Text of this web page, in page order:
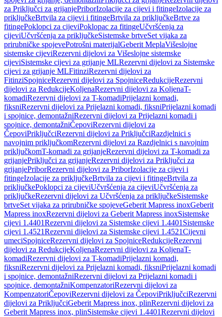
za Priključci za grijanjePriborIzolacije za cijevi i fitingeIzolacije za
priključkeBrtvila za cijevi i fitingeBrtvila za priključkeBrtve za
fitingePoklopci za cijeviPoklopac za fitingeUčvršćenja za
cijeviUčvršćenja za priključkeSistemske brtveSet vijaka za
prirubničke spojevePotrošni materijalGeberit MeplaVišeslojne
sistemske cijeviRezervni dijelovi za Višeslojne sistemske
cijeviSistemske cijevi za grijanje MLRezervni dijelovi za Sistemske
cijevi za grijanje MLFitinziRezervni dijelovi za
FitinziSpojniceRezervni dijelovi za SpojniceRedukcijeRezervni
dijelovi za RedukcijeKoljenaRezervni dijelovi za KoljenaT-
komadiRezervni dijelovi za T-komadiPrijelazni komadi,
fiksniRezervni dijelovi za Prijelazni komadi, fiksniPrijelazni komadi
i spojnice, demontažniRezervni dijelovi za Prijelazni komadi i
spojnice, demontažniČepoviRezervni dijelovi za
ČepoviPriključciRezervni dijelovi za PriključciRazdjelnici s
navojnim priključkomRezervni dijelovi za Razdjelnici s navojnim
priključkomT-komadi za grijanjeRezervni dijelovi za T-komadi za
grijanjePriključci za grijanjeRezervni dijelovi za Priključci za
grijanjePriborRezervni dijelovi za PriborIzolacije za cijevi i
fitingeIzolacije za priključkeBrtvila za cijevi i fitingeBrtvila za
priključkePoklopci za cijeviUčvršćenja za cijeviUčvršćenja za
priključkeRezervni dijelovi za Učvršćenja za priključkeSistemske
brtveSet vijaka za prirubničke spojeveGeberit Mapress inoxGeberit
Mapress inoxRezervni dijelovi za Geberit Mapress inoxSistemske
cijevi 1.4401Rezervni dijelovi za Sistemske cijevi 1.4401 Sistemske
cijevi 1.4521Rezervni dijelovi za Sistemske cijevi 1.4521Cijevni
umeciSpojniceRezervni dijelovi za SpojniceRedukcijeRezervni
dijelovi za RedukcijeKoljenaRezervni dijelovi za KoljenaT-
komadiRezervni dijelovi za T-komadiPrijelazni komadi,
fiksniRezervni dijelovi za Prijelazni komadi, fiksniPrijelazni komadi
i spojnice, demontažniRezervni dijelovi za Prijelazni komadi i
spojnice, demontažniKompenzatoriRezervni dijelovi za
KompenzatoriČepoviRezervni dijelovi za ČepoviPriključciRezervni
dijelovi za PriključciGeberit Mapress inox, plinRezervni dijelovi za
Geberit Mapress inox, plinSistemske cijevi 1.4401Rezervni dijelovi